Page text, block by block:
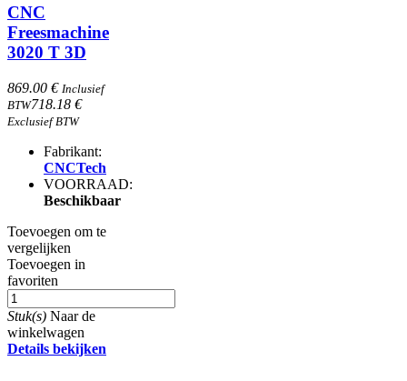
CNC
Freesmachine
3020 T 3D
869.00 € Inclusief
BTW718.18 €
Exclusief BTW
Fabrikant:
CNCTech
VOORRAAD:
Beschikbaar
Toevoegen om te
vergelijken
Toevoegen in
favoriten
Stuk(s) Naar de
winkelwagen
Details bekijken